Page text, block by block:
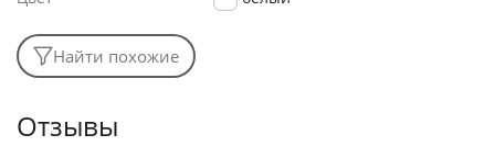
Найти похожие
Отзывы